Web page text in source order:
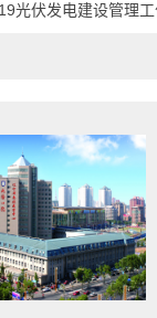
光伏发电建设管理